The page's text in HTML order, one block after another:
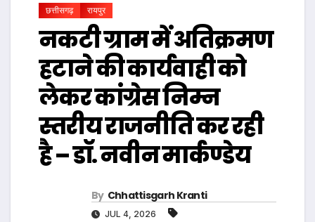
छत्तीसगढ़ रायपुर
नकटी ग्राम में अतिक्रमण
हटाने की कार्यवाही को
लेकर कांग्रेस निम्न
स्तरीय राजनीति कर रही
है – डॉ. नवीन मार्कण्डेय
By Chhattisgarh Kranti
JUL 4, 2026